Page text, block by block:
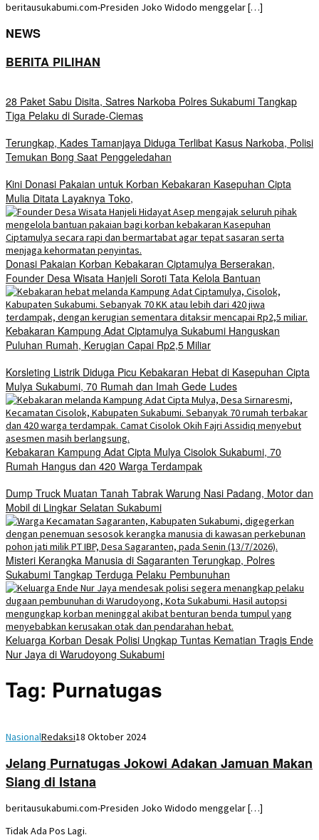
beritausukabumi.com-Presiden Joko Widodo menggelar […]
NEWS
BERITA PILIHAN
28 Paket Sabu Disita, Satres Narkoba Polres Sukabumi Tangkap
Tiga Pelaku di Surade-Ciemas
Terungkap, Kades Tamanjaya Diduga Terlibat Kasus Narkoba, Polisi
Temukan Bong Saat Penggeledahan
Kini Donasi Pakaian untuk Korban Kebakaran Kasepuhan Cipta
Mulia Ditata Layaknya Toko,
Donasi Pakaian Korban Kebakaran Ciptamulya Berserakan,
Founder Desa Wisata Hanjeli Soroti Tata Kelola Bantuan
Kebakaran Kampung Adat Ciptamulya Sukabumi Hanguskan
Puluhan Rumah, Kerugian Capai Rp2,5 Miliar
Korsleting Listrik Diduga Picu Kebakaran Hebat di Kasepuhan Cipta
Mulya Sukabumi, 70 Rumah dan Imah Gede Ludes
Kebakaran Kampung Adat Cipta Mulya Cisolok Sukabumi, 70
Rumah Hangus dan 420 Warga Terdampak
Dump Truck Muatan Tanah Tabrak Warung Nasi Padang, Motor dan
Mobil di Lingkar Selatan Sukabumi
Misteri Kerangka Manusia di Sagaranten Terungkap, Polres
Sukabumi Tangkap Terduga Pelaku Pembunuhan
Keluarga Korban Desak Polisi Ungkap Tuntas Kematian Tragis Ende
Nur Jaya di Warudoyong Sukabumi
Tag: Purnatugas
NasionalRedaksi18 Oktober 2024
Jelang Purnatugas Jokowi Adakan Jamuan Makan
Siang di Istana
beritausukabumi.com-Presiden Joko Widodo menggelar […]
Tidak Ada Pos Lagi.